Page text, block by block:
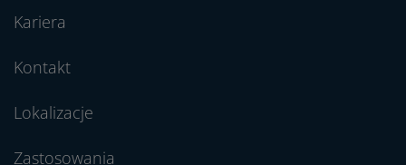
Kariera
Kontakt
Lokalizacje
Zastosowania